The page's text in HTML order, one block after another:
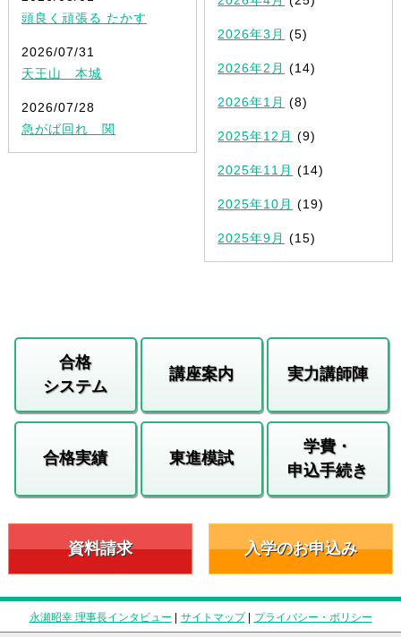
頭良く頑張る たかす
2026/07/31
天王山 本城
2026/07/28
急がば回れ 関
2026年3月 (5)
2026年2月 (14)
2026年1月 (8)
2025年12月 (9)
2025年11月 (14)
2025年10月 (19)
2025年9月 (15)
合格
システム
講座案内 実力講師陣
合格実績 東進模試
学費・
申込手続き
資料請求 入学のお申込み
永瀬昭幸 理事長インタビュー | サイトマップ| プライバシー・ポリシー